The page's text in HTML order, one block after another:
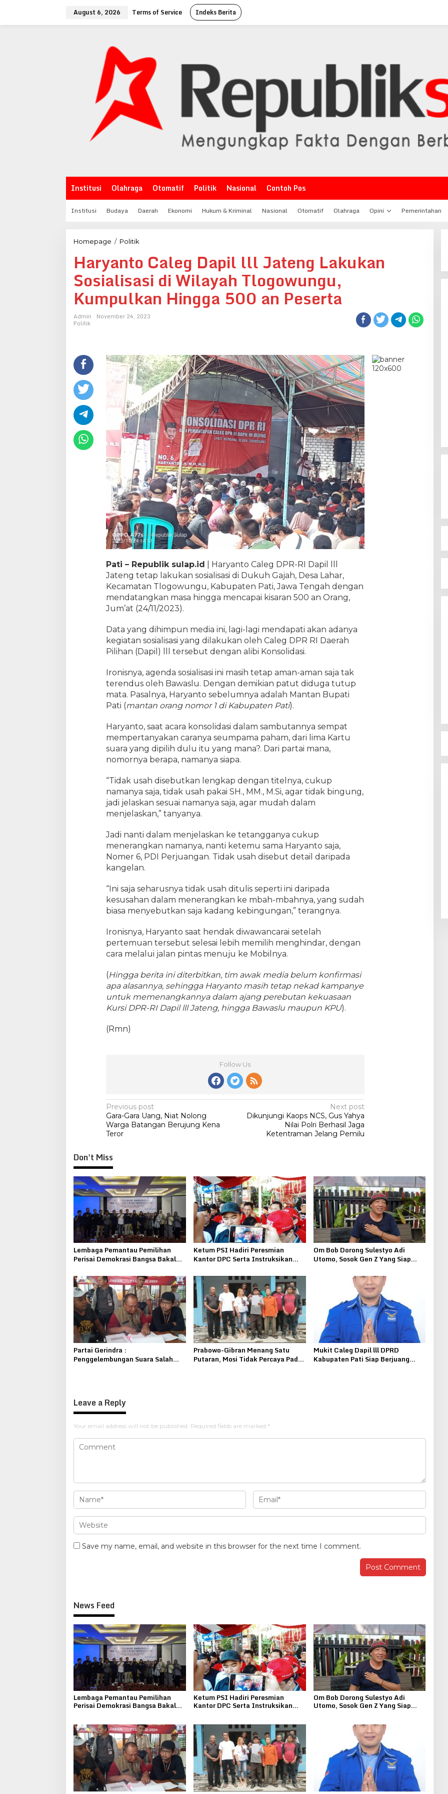
August 6, 2026 Terms of Service Indeks Berita
Institusi Olahraga Otomatif Politik Nasional Contoh Pos
Institusi Budaya Daerah Ekonomi Hukum & Kriminal Nasional Otomatif Olahraga Opini Pemerintahan
Homepage / Politik
Dapil
lll
Jateng
Lakukan
Sosialisasi
di
Wilayah
an
Peserta
Haryanto Caleg Dapil lll Jateng Lakukan
Sosialisasi di Wilayah Tlogowungu,
Kumpulkan Hingga 500 an Peserta
Admin November 24, 2023
Politik
Pati – Republik sulap.id | Haryanto Caleg DPR-RI Dapil lll
Jateng tetap lakukan sosialisasi di Dukuh Gajah, Desa Lahar,
Kecamatan Tlogowungu, Kabupaten Pati, Jawa Tengah dengan
mendatangkan masa hingga mencapai kisaran 500 an Orang,
Jum’at (24/11/2023).
Data yang dihimpun media ini, lagi-lagi mendapati akan adanya
kegiatan sosialisasi yang dilakukan oleh Caleg DPR RI Daerah
Pilihan (Dapil) lll tersebut dengan alibi Konsolidasi.
Ironisnya, agenda sosialisasi ini masih tetap aman-aman saja tak
terendus oleh Bawaslu. Dengan demikian patut diduga tutup
mata. Pasalnya, Haryanto sebelumnya adalah Mantan Bupati
Pati (mantan orang nomor 1 di Kabupaten Pati).
Haryanto, saat acara konsolidasi dalam sambutannya sempat
mempertanyakan caranya seumpama paham, dari lima Kartu
suara yang dipilih dulu itu yang mana?. Dari partai mana,
nomornya berapa, namanya siapa.
“Tidak usah disebutkan lengkap dengan titelnya, cukup
namanya saja, tidak usah pakai SH., MM., M.Si, agar tidak bingung,
jadi jelaskan sesuai namanya saja, agar mudah dalam
menjelaskan,” tanyanya.
Jadi nanti dalam menjelaskan ke tetangganya cukup
menerangkan namanya, nanti ketemu sama Haryanto saja,
Nomer 6, PDI Perjuangan. Tidak usah disebut detail daripada
kangelan.
“Ini saja seharusnya tidak usah ditulis seperti ini daripada
kesusahan dalam menerangkan ke mbah-mbahnya, yang sudah
biasa menyebutkan saja kadang kebingungan,” terangnya.
Ironisnya, Haryanto saat hendak diwawancarai setelah
pertemuan tersebut selesai lebih memilih menghindar, dengan
cara melalui jalan pintas menuju ke Mobilnya.
(Hingga berita ini diterbitkan, tim awak media belum konfirmasi
apa alasannya, sehingga Haryanto masih tetap nekad kampanye
untuk memenangkannya dalam ajang perebutan kekuasaan
Kursi DPR-RI Dapil lll Jateng, hingga Bawaslu maupun KPU).
(Rmn)
Follow Us
Post
navigation
Previous post
Gara-Gara Uang, Niat Nolong
Warga Batangan Berujung Kena
Teror
Next post
Dikunjungi Kaops NCS, Gus Yahya
Nilai Polri Berhasil Jaga
Ketentraman Jelang Pemilu
Don't Miss
Lembaga Pemantau Pemilihan
Perisai Demokrasi Bangsa Bakal
Merusak Demokrasi
Ketum PSI Hadiri Peresmian
Kantor DPC Serta Instruksikan
Om Bob Dorong Sulestyo Adi
Utomo, Sosok Gen Z Yang Siap
Partai Gerindra :
Penggelembungan Suara Salah
Prabowo-Gibran Menang Satu
Putaran, Mosi Tidak Percaya Pada
Mukit Caleg Dapil lll DPRD
Kabupaten Pati Siap Berjuang
Leave a Reply
Your email address will not be published. Required fields are marked *
Save my name, email, and website in this browser for the next time I comment.
News Feed
Lembaga Pemantau Pemilihan
Perisai Demokrasi Bangsa Bakal
Ketum PSI Hadiri Peresmian
Kantor DPC Serta Instruksikan
Om Bob Dorong Sulestyo Adi
Utomo, Sosok Gen Z Yang Siap
Lembaga Pemantau Pemilihan
Perisai Demokrasi Bangsa Bakal
Laporkan Pihak Yang Berupaya
In Politik | November 29, 2024